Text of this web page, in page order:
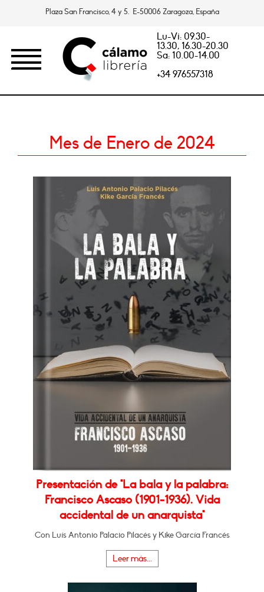
Plaza San Francisco, 4 y 5. E-50006 Zaragoza, España
Lu-Vi: 09.30-
13.30, 16.30-20.30
Sa: 10.00-14.00
+34 976557318
Mes de Enero de 2024
Presentación de "La bala y la palabra:
Francisco Ascaso (1901-1936). Vida
accidental de un anarquista"
Con Luís Antonio Palacio Pilacés y Kike García Francés
Leer más...